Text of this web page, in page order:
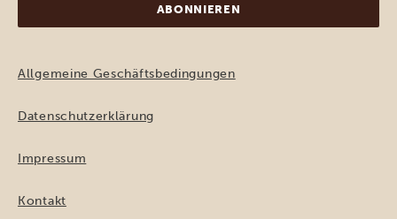
Allgemeine Geschäftsbedingungen
Datenschutzerklärung
Impressum
Kontakt